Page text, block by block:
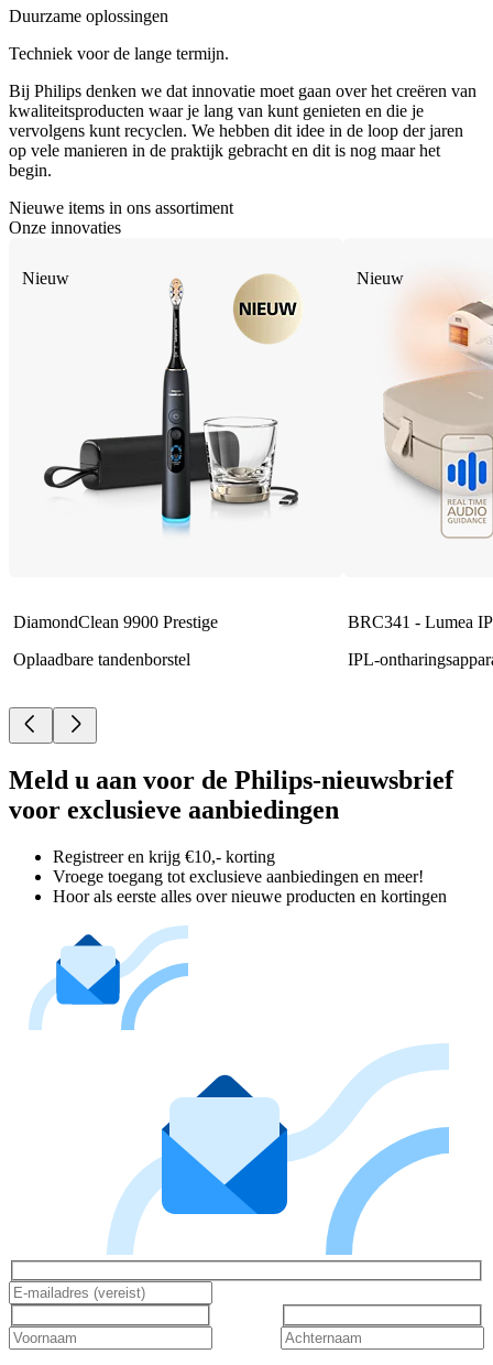
Duurzame oplossingen
Techniek voor de lange termijn.
Bij Philips denken we dat innovatie moet gaan over het creëren van
kwaliteitsproducten waar je lang van kunt genieten en die je
vervolgens kunt recyclen. We hebben dit idee in de loop der jaren
op vele manieren in de praktijk gebracht en dit is nog maar het
begin.
Nieuwe items in ons assortiment
Onze innovaties
Nieuw
DiamondClean 9900 Prestige
Oplaadbare tandenborstel
Nieuw
BRC341 - Lumea
IPL-
Meld u aan voor de Philips-nieuwsbrief
voor exclusieve aanbiedingen
Registreer en krijg €10,- korting
Vroege toegang tot exclusieve aanbiedingen en meer!
Hoor als eerste alles over nieuwe producten en kortingen